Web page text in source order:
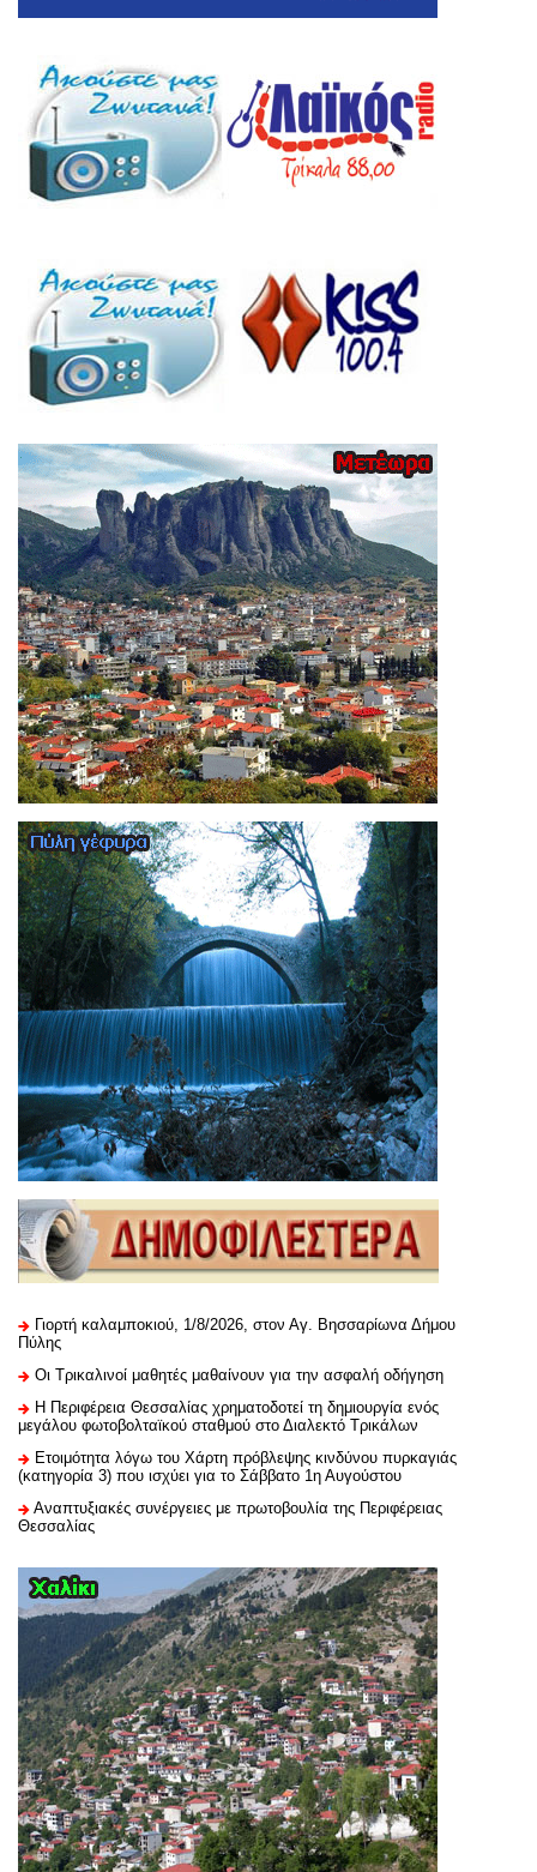
Γιορτή καλαμποκιού, 1/8/2026, στον Αγ. Βησσαρίωνα Δήμου
Πύλης
Οι Τρικαλινοί μαθητές μαθαίνουν για την ασφαλή οδήγηση
H Περιφέρεια Θεσσαλίας χρηματοδοτεί τη δημιουργία ενός
μεγάλου φωτοβολταϊκού σταθμού στο Διαλεκτό Τρικάλων
Ετοιμότητα λόγω του Χάρτη πρόβλεψης κινδύνου πυρκαγιάς
(κατηγορία 3) που ισχύει για το Σάββατο 1η Αυγούστου
Αναπτυξιακές συνέργειες με πρωτοβουλία της Περιφέρειας
Θεσσαλίας